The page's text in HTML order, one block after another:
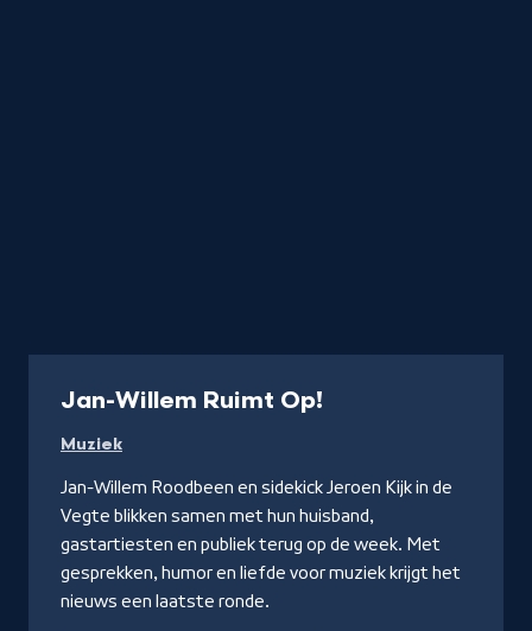
Jan-Willem Ruimt Op!
Muziek
Jan-Willem Roodbeen en sidekick Jeroen Kijk in de
Vegte blikken samen met hun huisband,
gastartiesten en publiek terug op de week. Met
gesprekken, humor en liefde voor muziek krijgt het
nieuws een laatste ronde.